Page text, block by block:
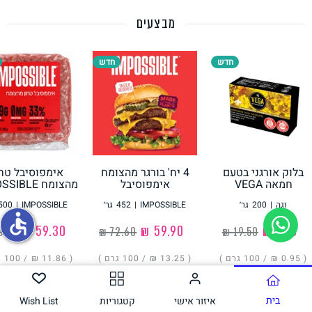
גבינות טבעוניות
מבצעים
חדש
בלוק אורגני בטעם
חמאה VEGA
200 גר׳ | וגה
‏19.50 ₪ ‏1.90 ₪
( ‏0.95 ₪ / 100 גרם )
חדש
4 יח' בורגר מהצומח
אימפוסיבל
452 גר׳ | IMPOSSIBLE
‏72.60 ₪
( ‏13.25 ₪ / 100 גרם )
אימפוסיבל
מהצומח IMPOSSIBLE
| IMPOSSIBLE
‏68.00 ₪
( ‏11.86 ₪ / 100 גרם
הוסיפו בית איזור אישי קטגוריות Wish List
accessible